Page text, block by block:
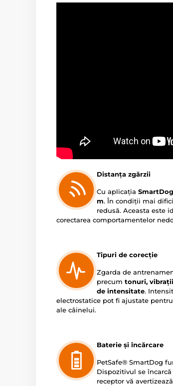
Distanța zgărzii
Cu aplicația SmartDog
m. În condiții mai
redusă. Aceasta este
corectarea comportamentelor
Tipuri de corecție
Zgarda de
precum tonuri, vibrații
de intensitate.
electrostatice pot fi ajustate
ale câinelui.
Baterie și încărcare
PetSafe® SmartDog
Dispozitivul se
receptor vă